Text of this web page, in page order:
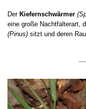
Der Kiefernschwärmer
eine große Nachtfalterart,
(Pinus) sitzt und deren